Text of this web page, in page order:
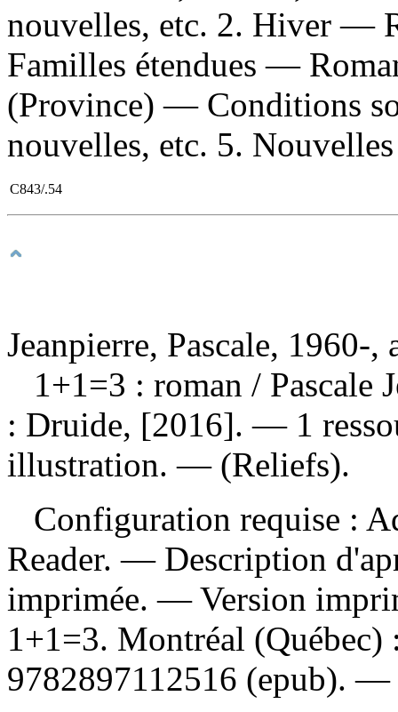
nouvelles, etc. 2. Hiver —
Familles étendues —
(Province) — Conditions
nouvelles, etc. 5.
C843/.54
Jeanpierre, Pascale, 1960-,
1+1=3 : roman / Pascale
: Druide, [2016]. — 1
illustration. — (Reliefs).
Configuration requise :
Reader. — Description
imprimée. —Version
1+1=3. Montréal
9782897112516 (epub). —